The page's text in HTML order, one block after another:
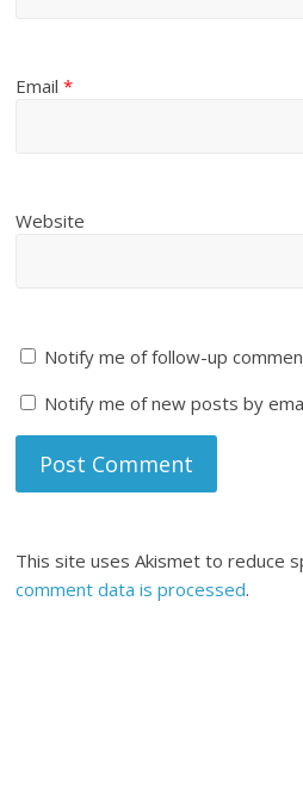
Email*
Website
Notify me of follow-up
Notify me of new posts by
This site uses Akismet to reduce
comment data is processed.